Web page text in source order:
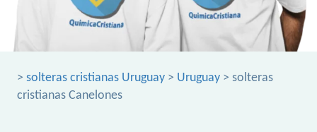
> solteras cristianas Uruguay > Uruguay > solteras
cristianas Canelones